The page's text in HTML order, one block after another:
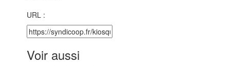
URL :
Voir aussi